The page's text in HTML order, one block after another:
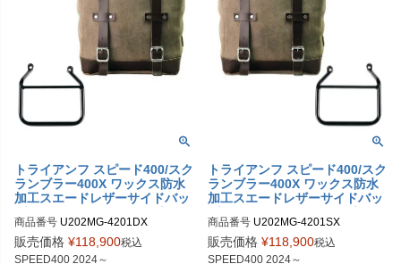
トライアンフ スピード400/スク
ランブラー400X ワックス防水
加工スエードレザーサイドバッ
＆サイドバッグサポート フレー
ム右側キット ユニットガレージ
商品番号 U202MG-4201DX
U202MG+4201DX
販売価格 ¥118,900税込
SPEED400 2024～
トライアンフ スピード400/スク
ランブラー400X ワックス防水
加工スエードレザーサイドバッ
＆サイドバッグサポート フレー
ム左側キット ユニットガレージ
商品番号 U202MG-4201SX
U202MG+4201SX
販売価格 ¥118,900税込
SPEED400 2024～